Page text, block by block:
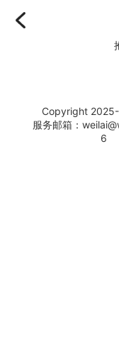
Copyright
服务邮箱：
6